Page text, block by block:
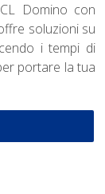
Domino con
soluzioni su
i tempi di
portare la tua